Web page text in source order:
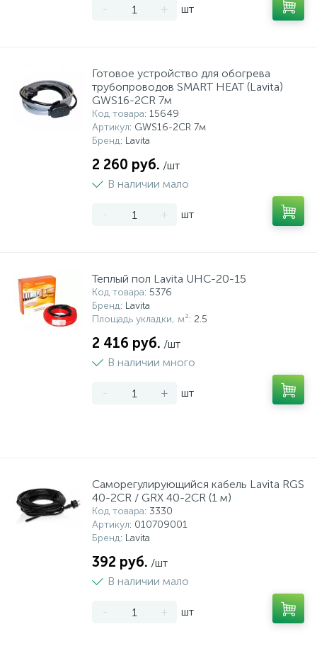
- + шт
Готовое устройство для обогрева
трубопроводов SMART HEAT (Lavita)
GWS16-2CR 7м
Код товара: 15649
Артикул: GWS16-2CR 7м
Бренд: Lavita
2 260 руб. /шт
В наличии мало
- + шт
Теплый пол Lavita UHC-20-15
Код товара: 5376
Бренд: Lavita
Площадь укладки, м²: 2.5
2 416 руб. /шт
В наличии много
- + шт
Саморегулирующийся кабель Lavita RGS
40-2CR / GRX 40-2CR (1 м)
Код товара: 3330
Артикул: 010709001
Бренд: Lavita
392 руб. /шт
В наличии мало
- + шт